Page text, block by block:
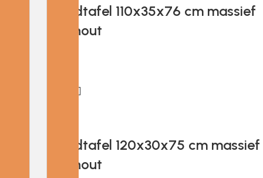
Provira Wandtafel 110x35x76 cm massief
gerecycled hout
Provira Wandtafel 120x30x75 cm massief
gerecycled hout